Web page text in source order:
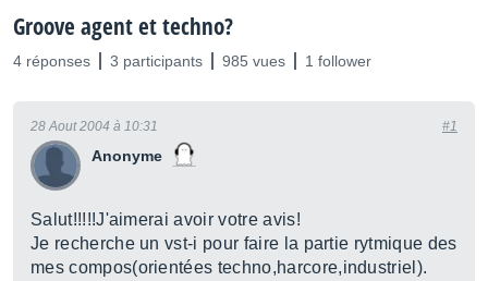
Groove agent et techno?
4 réponses 3 participants 985 vues 1 follower
Anonyme
28 Aout 2004 à 10:31 #1
Salut!!!!!J'aimerai avoir votre avis!
Je recherche un vst-i pour faire la partie rytmique des
mes compos(orientées techno,harcore,industriel).